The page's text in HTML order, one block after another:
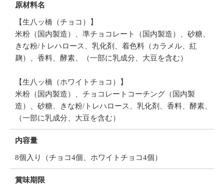
原材料名
【生八ッ橋（チョコ）】
米粉（国内製造）、準チョコレート（国内製造）、砂糖、
きな粉/トレハロース、乳化剤、着色料（カラメル、紅
麹）、香料、酵素、（一部に乳成分、大豆を含む）
【生八ッ橋（ホワイトチョコ）】
米粉（国内製造）、チョコレートコーチング（国内製
造）、砂糖、きな粉/トレハロース、乳化剤、香料、酵素、
（一部に乳成分、大豆を含む）
内容量
8個入り（チョコ4個、ホワイトチョコ4個）
賞味期限